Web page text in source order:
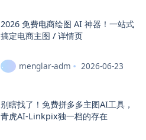
2026 免费电商绘图 AI 神器！一站式
搞定电商主图 / 详情页
menglar-adm 2026-06-23
别瞎找了！免费拼多多主图AI工具，
青虎AI-Linkpix独一档的存在